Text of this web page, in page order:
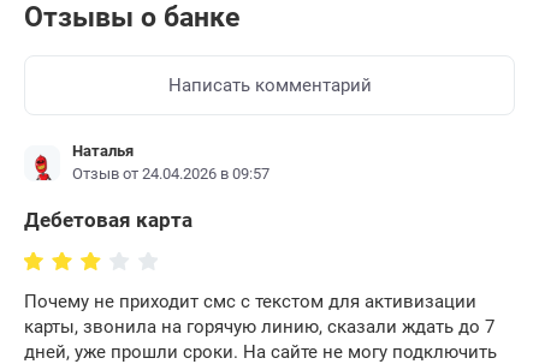
Отзывы о банке
Написать комментарий
Наталья
Отзыв от 24.04.2026 в 09:57
Дебетовая карта
Почему не приходит смс с текстом для активизации
карты, звонила на горячую линию, сказали ждать до 7
дней, уже прошли сроки. На сайте не могу подключить